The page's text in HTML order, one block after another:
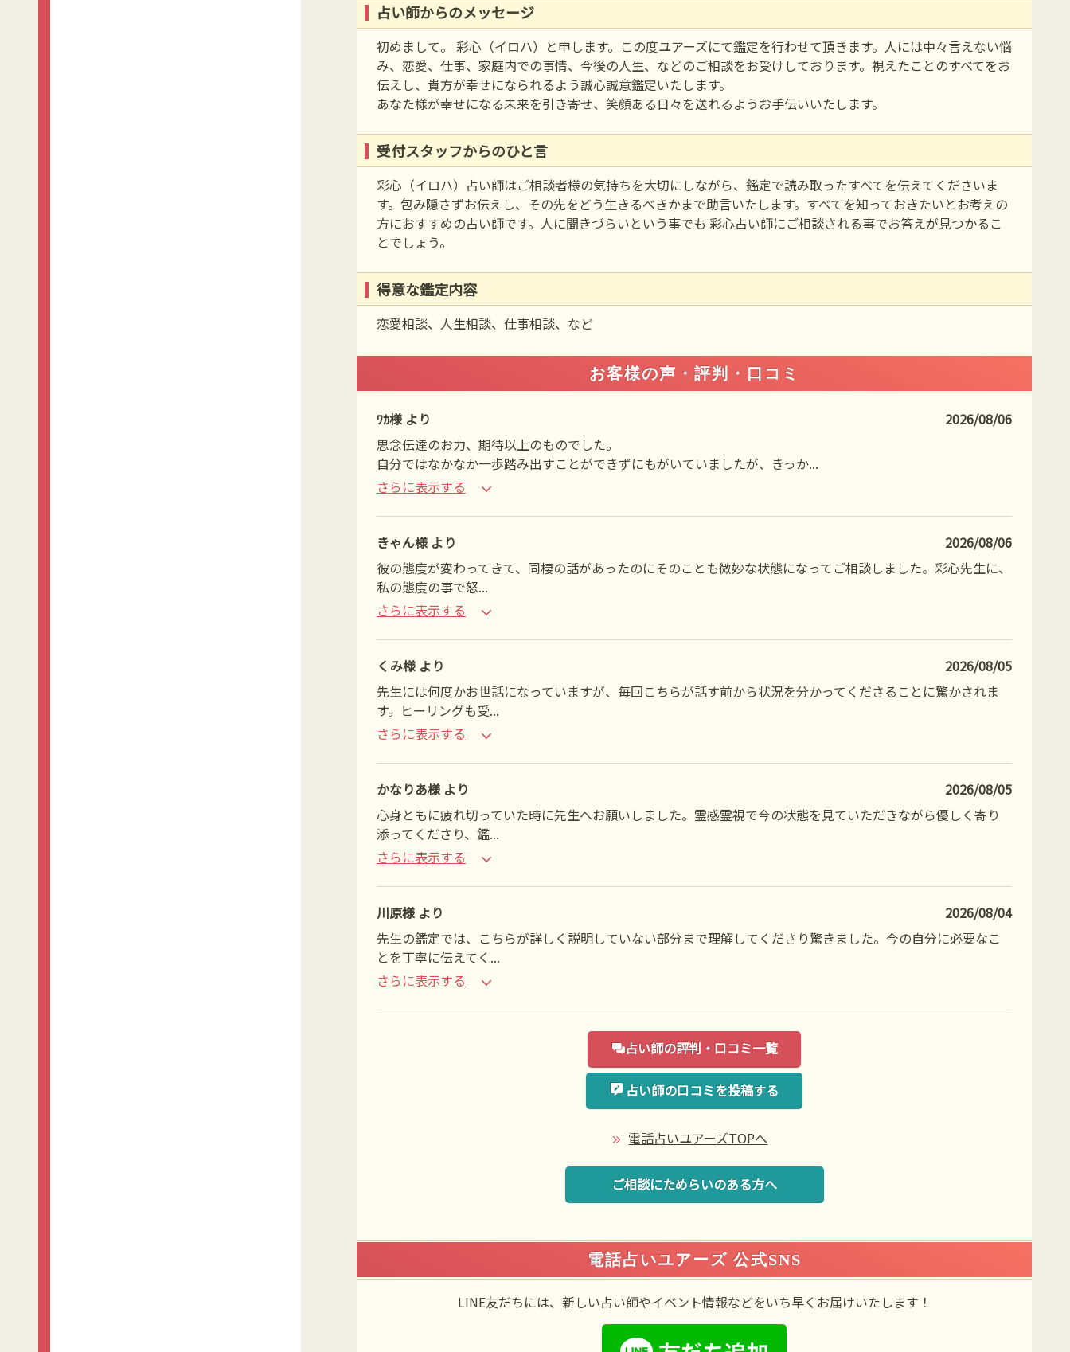
占い師からのメッセージ
初めまして。 彩心（イロハ）と申します。この度ユアーズにて鑑定を行わせて頂きます。人には中々言えない悩
み、恋愛、仕事、家庭内での事情、今後の人生、などのご相談をお受けしております。視えたことのすべてをお
伝えし、貴方が幸せになられるよう誠心誠意鑑定いたします。
あなた様が幸せになる未来を引き寄せ、笑顔ある日々を送れるようお手伝いいたします。
受付スタッフからのひと言
彩心（イロハ）占い師はご相談者様の気持ちを大切にしながら、鑑定で読み取ったすべてを伝えてくださいま
す。包み隠さずお伝えし、その先をどう生きるべきかまで助言いたします。すべてを知っておきたいとお考えの
方におすすめの占い師です。人に聞きづらいという事でも 彩心占い師にご相談される事でお答えが見つかるこ
とでしょう。
得意な鑑定内容
恋愛相談、人生相談、仕事相談、など
お客様の声・評判・口コミ
ﾜｶ様 より
2026/08/06
思念伝達のお力、期待以上のものでした。
自分ではなかなか一歩踏み出すことができずにもがいていましたが、きっか...
さらに表示する
きゃん様 より
2026/08/06
彼の態度が変わってきて、同棲の話があったのにそのことも微妙な状態になってご相談しました。彩心先生に、
私の態度の事で怒...
さらに表示する
くみ様 より
2026/08/05
先生には何度かお世話になっていますが、毎回こちらが話す前から状況を分かってくださることに驚かされま
す。ヒーリングも受...
さらに表示する
かなりあ様 より
2026/08/05
心身ともに疲れ切っていた時に先生へお願いしました。霊感霊視で今の状態を見ていただきながら優しく寄り
添ってくださり、鑑...
さらに表示する
川原様 より
2026/08/04
先生の鑑定では、こちらが詳しく説明していない部分まで理解してくださり驚きました。今の自分に必要なこ
とを丁寧に伝えてく ...
さらに表示する
占い師の評判・口コミ一覧
占い師の口コミを投稿する
電話占いユアーズTOPへ
ご相談にためらいのある方へ
電話占いユアーズ 公式SNS
LINE友だちには、新しい占い師やイベント情報などをいち早くお届けいたします！